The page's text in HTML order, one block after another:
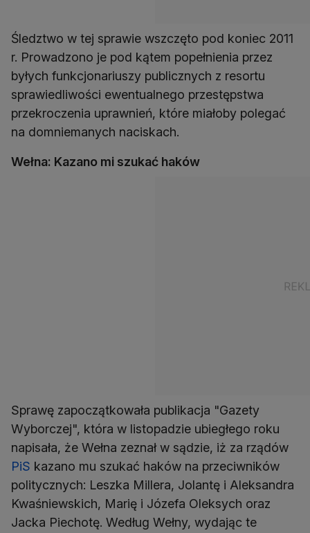
Śledztwo w tej sprawie wszczęto pod koniec 2011
r. Prowadzono je pod kątem popełnienia przez
byłych funkcjonariuszy publicznych z resortu
sprawiedliwości ewentualnego przestępstwa
przekroczenia uprawnień, które miałoby polegać
na domniemanych naciskach.
Wełna: Kazano mi szukać haków
Sprawę zapoczątkowała publikacja "Gazety
Wyborczej", która w listopadzie ubiegłego roku
napisała, że Wełna zeznał w sądzie, iż za rządów
PiS kazano mu szukać haków na przeciwników
politycznych: Leszka Millera, Jolantę i Aleksandra
Kwaśniewskich, Marię i Józefa Oleksych oraz
Jacka Piechotę. Według Wełny, wydając te